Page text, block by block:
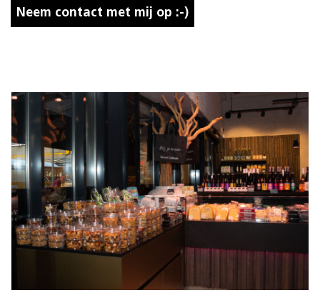
Neem contact met mij op :-)